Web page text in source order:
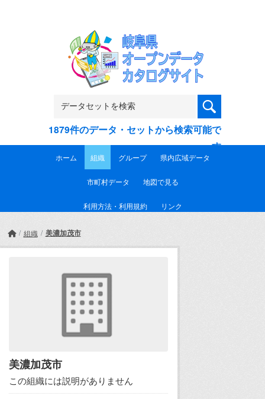
1879件のデータ・セットから検索可能で
す
ホーム 組織 グループ 県内広域データ
市町村データ 地図で見る
利用方法・利用規約 リンク
組織 美濃加茂市
美濃加茂市
この組織には説明がありません